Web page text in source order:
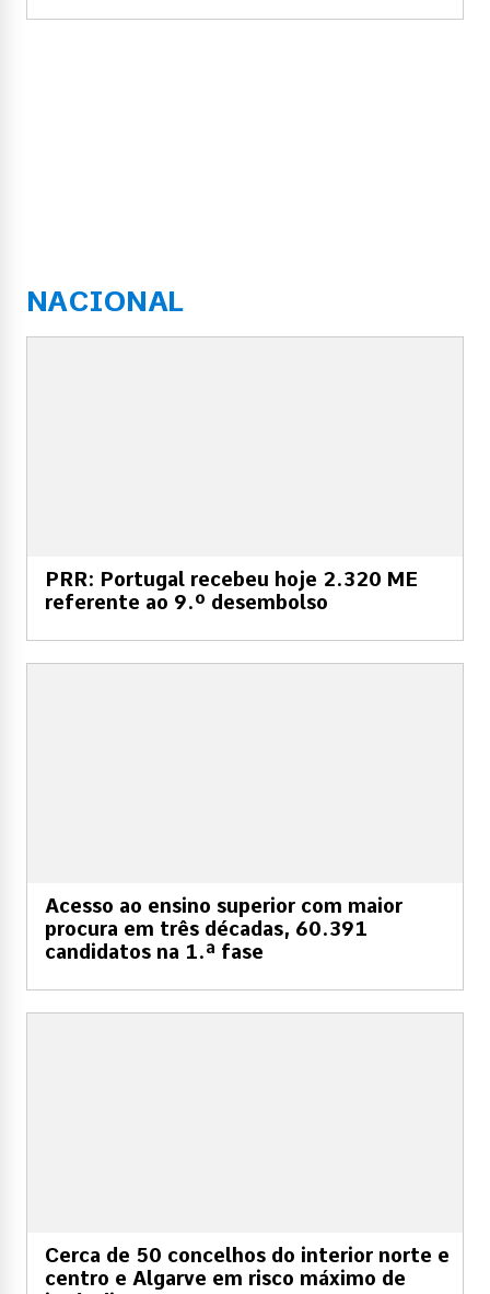
NACIONAL
PRR: Portugal recebeu hoje 2.320 ME
referente ao 9.º desembolso
Acesso ao ensino superior com maior
procura em três décadas, 60.391
candidatos na 1.ª fase
Cerca de 50 concelhos do interior norte e
centro e Algarve em risco máximo de